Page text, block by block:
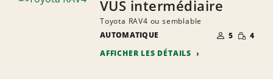
VUS intermédiaire
Toyota RAV4 ou semblable
AUTOMATIQUE
NOMBRE DE
PERSONNES
5 RÉDUITE
4
AFFICHER LES DÉTAILS